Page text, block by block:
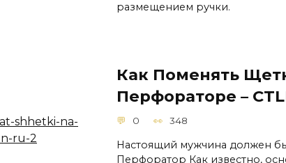
размещением ручки.
Как Поменять
Перфораторе –
0 348
Настоящий мужчина должен
Перфоратор Как известно,